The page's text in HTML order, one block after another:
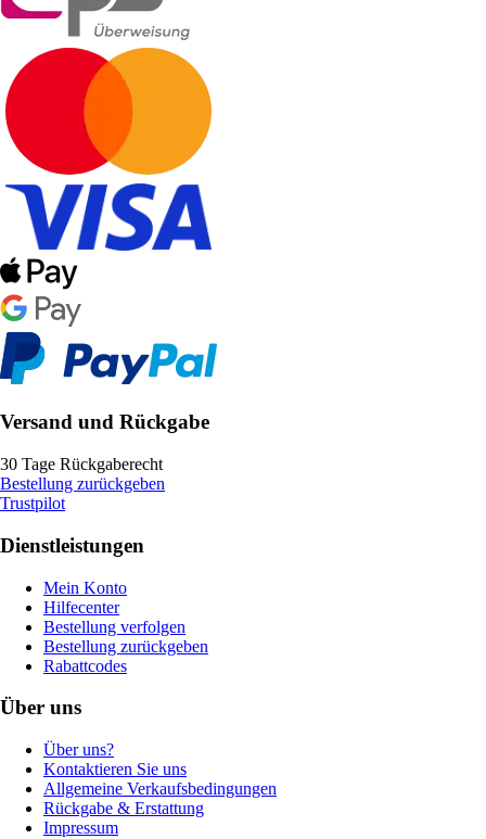
Versand und Rückgabe
30 Tage Rückgaberecht
Bestellung zurückgeben
Trustpilot
Dienstleistungen
Mein Konto
Hilfecenter
Bestellung verfolgen
Bestellung zurückgeben
Rabattcodes
Über uns
Über uns?
Kontaktieren Sie uns
Allgemeine Verkaufsbedingungen
Rückgabe & Erstattung
Impressum